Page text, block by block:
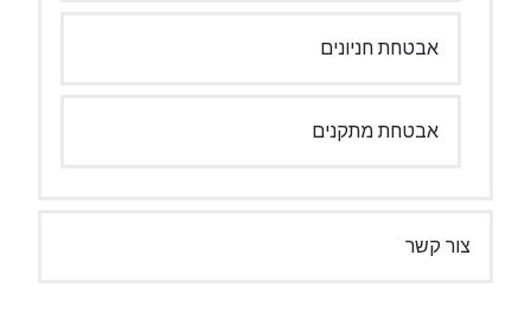
אבטחת חניונים
אבטחת מתקנים
צור קשר